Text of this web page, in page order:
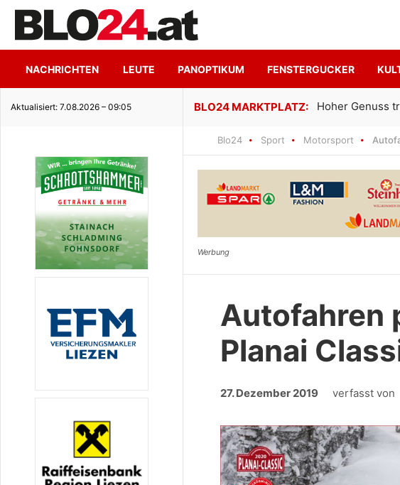
NACHRICHTEN LEUTE PANOPTIKUM FENSTERGUCKER
Aktualisiert: 7.08.2026 – 09:05
Seeidylle Gemeinsam für
Blo24 Sport Motorsport
Autofahren
Planai
27. Dezember 2019 verfasst von